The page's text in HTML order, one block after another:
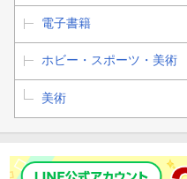
電子書籍
ホビー・スポーツ・美術
美術